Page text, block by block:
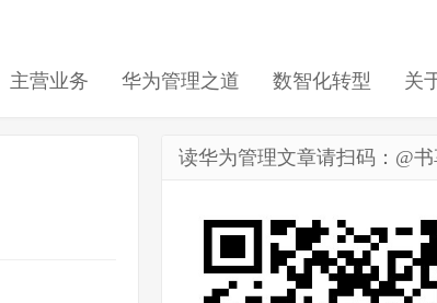
主营业务 华为管理之道 数智化转型 关
读华为管理文章请扫码：@